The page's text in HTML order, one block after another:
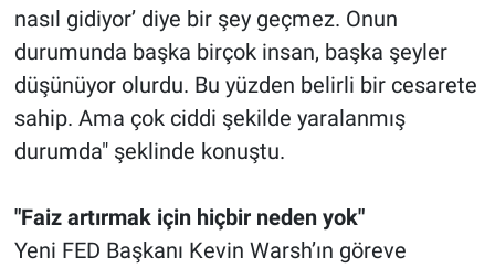
nasıl gidiyor’ diye bir şey geçmez. Onun
durumunda başka birçok insan, başka şeyler
düşünüyor olurdu. Bu yüzden belirli bir cesarete
sahip. Ama çok ciddi şekilde yaralanmış
durumda" şeklinde konuştu.
"Faiz artırmak için hiçbir neden yok"
Yeni FED Başkanı Kevin Warsh’ın göreve